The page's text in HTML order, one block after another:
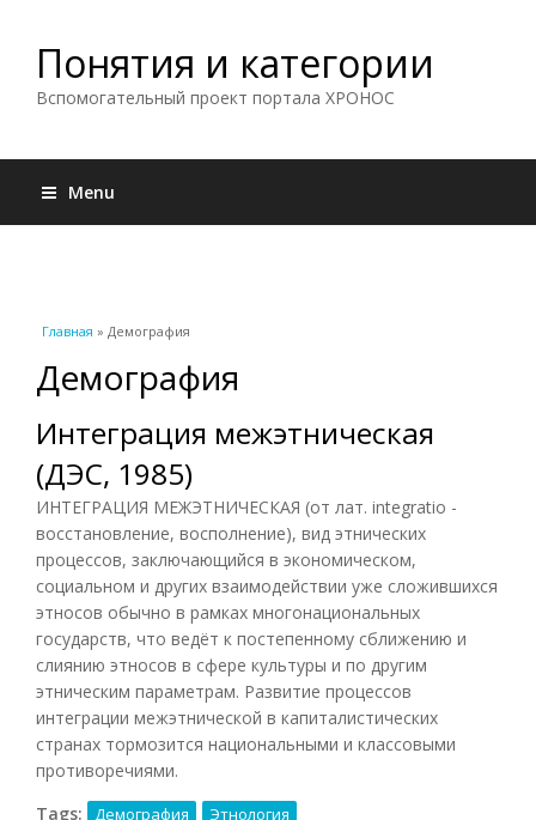
Понятия и категории
Вспомогательный проект портала ХРОНОС
Menu
Вы здесь
Главная » Демография
Демография
Интеграция межэтническая
(ДЭС, 1985)
ИНТЕГРАЦИЯ МЕЖЭТНИЧЕСКАЯ (от лат. integratio -
восстановление, восполнение), вид этнических
процессов, заключающийся в экономическом,
социальном и других взаимодействии уже сложившихся
этносов обычно в рамках многонациональных
государств, что ведёт к постепенному сближению и
слиянию этносов в сфере культуры и по другим
этническим параметрам. Развитие процессов
интеграции межэтнической в капиталистических
странах тормозится национальными и классовыми
противоречиями.
Tags:
Демография Этнология